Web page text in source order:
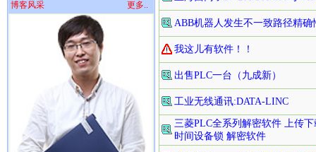
博客风采 更多..
ABB机器人发生不一致路径精确
我这儿有软件！！
出售PLC一台（九成新）
工业无线通讯:DATA-LINC
三菱PLC全系列解密软件 上传
时间设备锁 解密软件